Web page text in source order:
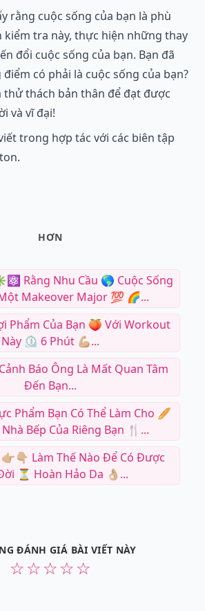
rằng cuộc sống của bạn là phù
kiểm tra này, thực hiện những thay
đổi cuộc sống của bạn. Bạn đã
có phải là cuộc sống của bạn?
thử thách bản thân để đạt được
và vĩ đại!
trong hợp tác với các biên tập
HƠN
Rằng Nhu Cầu 🌎 Cuộc Sống
Makeover Major 💯 🌈...
Phẩm Của Bạn 🍑 Với Workout
Này ⏲ 6 Phút 💪🏼...
Báo Ông Là Mất Quan Tâm
Đến Bạn...
Phẩm Bạn Có Thể Làm Cho 🥖
Bếp Của Riêng Bạn 🍴...
Làm Thế Nào Để Có Được
⏳ Hoàn Hảo Da 👌🏼...
ĐÁNH GIÁ BÀI VIẾT NÀY
☆
☆
☆
☆
☆